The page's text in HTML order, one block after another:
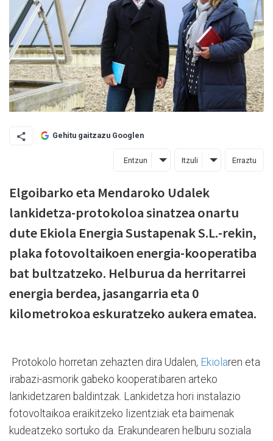
Gehitu gaitzazu Googlen
Entzun Itzuli Erraztu
Elgoibarko eta Mendaroko Udalek
lankidetza-protokoloa sinatzea onartu
dute Ekiola Energia Sustapenak S.L.-rekin,
plaka fotovoltaikoen energia-kooperatiba
bat bultzatzeko. Helburua da herritarrei
energia berdea, jasangarria eta 0
kilometrokoa eskuratzeko aukera ematea.
Protokolo horretan zehazten dira Udalen, Ekiolaren eta
irabazi-asmorik gabeko kooperatibaren arteko
lankidetzaren baldintzak. Lankidetza hori instalazio
fotovoltaikoa eraikitzeko lizentziak eta baimenak
kudeatzeko sortuko da. Erakundearen helburu soziala